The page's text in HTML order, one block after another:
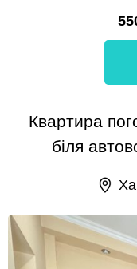
Квартира
біля